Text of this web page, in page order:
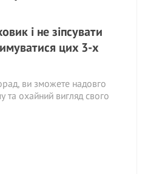
і не зіпсувати
цих 3-х
ви зможете надовго
та охайний вигляд свого